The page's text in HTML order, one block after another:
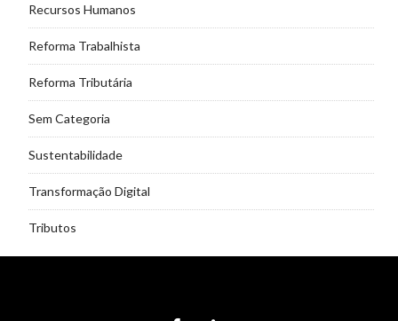
Recursos Humanos
Reforma Trabalhista
Reforma Tributária
Sem Categoria
Sustentabilidade
Transformação Digital
Tributos